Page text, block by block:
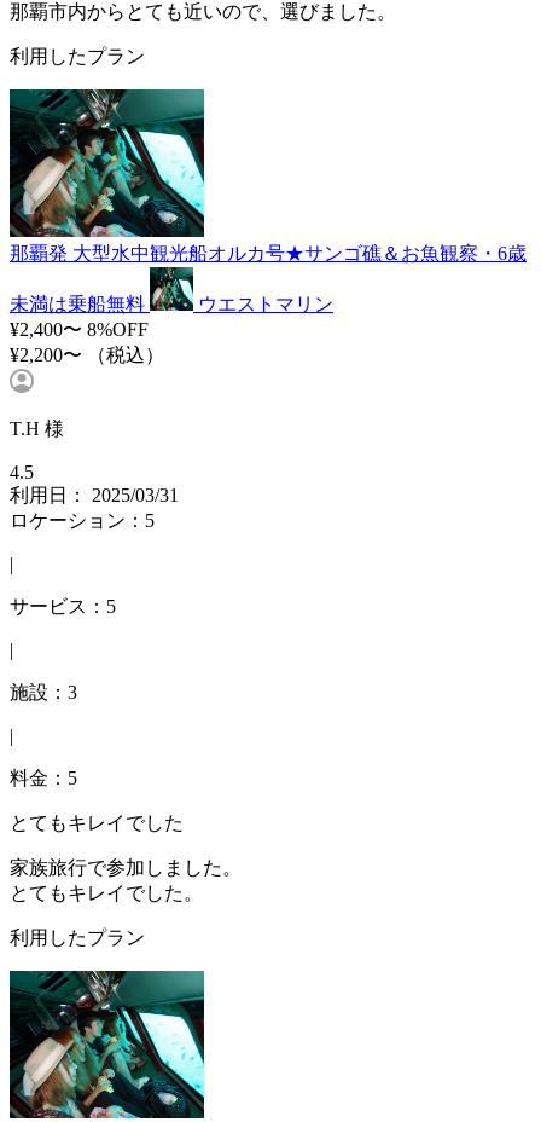
那覇市内からとても近いので、選びました。
利用したプラン
那覇発 大型水中観光船オルカ号★サンゴ礁＆お魚観察・6歳
未満は乗船無料
ウエストマリン
¥2,400〜 8%OFF
¥2,200〜
（税込）
T.H 様
4.5
利用日： 2025/03/31
ロケーション：5
|
サービス：5
|
施設：3
|
料金：5
とてもキレイでした
家族旅行で参加しました。
とてもキレイでした。
利用したプラン